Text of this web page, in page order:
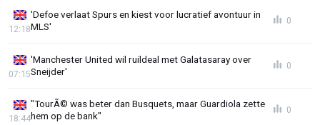
'Defoe verlaat Spurs en kiest voor lucratief avontuur in
MLS'
12:18
0
'Manchester United wil ruildeal met Galatasaray over
Sneijder'
07:15
0
"TourÃ© was beter dan Busquets, maar Guardiola zette
hem op de bank"
18:44
0